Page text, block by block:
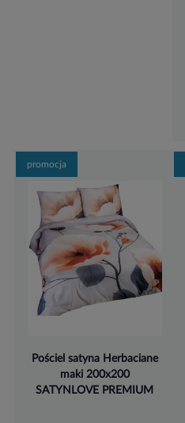
Pościel satyna Herbaciane
maki 200x200
SATYNLOVE PREMIUM
promocja